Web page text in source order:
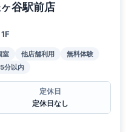
谷駅前店
室 他店舗利用
無料体験
分以内
定休日
定休日なし